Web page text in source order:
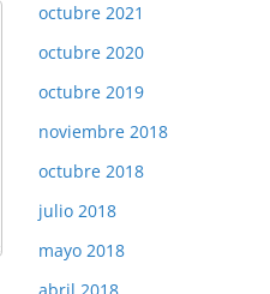
octubre 2021
octubre 2020
octubre 2019
noviembre 2018
octubre 2018
julio 2018
mayo 2018